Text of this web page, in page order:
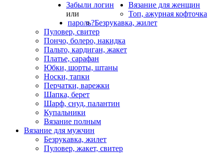
Забыли логин
или
пароль?
Вязание для женщин
Топ, ажурная кофточка
Безрукавка, жилет
Пуловер, свитер
Пончо, болеро, накидка
Пальто, кардиган, жакет
Платье, сарафан
Юбки, шорты, штаны
Носки, тапки
Перчатки, варежки
Шапка, берет
Шарф, снуд, палантин
Купальники
Вязание полным
Вязание для мужчин
Безрукавка, жилет
Пуловер, жакет, свитер